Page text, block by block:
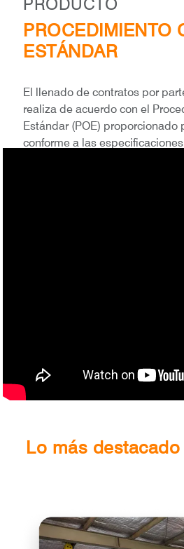
PROCEDIMIENTO
ESTÁNDAR
El llenado de contratos por
realiza de acuerdo con el
Estándar (POE) proporcionado
conforme a las
Lo más